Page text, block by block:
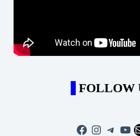
FOLLOW
Facebook
Instagram